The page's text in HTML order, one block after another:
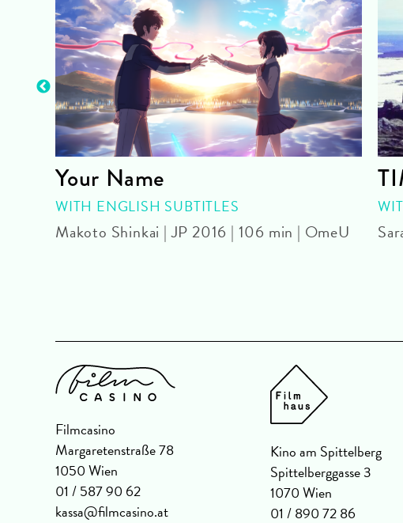
Your Name
WITH ENGLISH SUBTITLES
Makoto Shinkai | JP 2016 | 106 min | OmeU
Filmcasino
Margaretenstraße 78
1050 Wien
01 / 587 90 62
kassa@filmcasino.at
Kino am Spittelberg
Spittelberggasse 3
1070 Wien
01 / 890 72 86